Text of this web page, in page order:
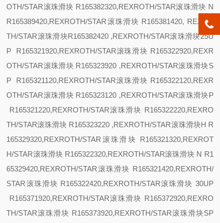
OTH/STAR滚珠滑块 R165382320,REXROTH/STAR滚珠滑块 N
R165389420,REXROTH/STAR滚珠滑块 R165381420, REXRO
TH/STAR滚珠滑块R165382420 ,REXROTH/STAR滚珠滑块25U
P R165321920,REXROTH/STAR滚珠滑块 R165322920,REXR
OTH/STAR滚珠滑块 R165323920 ,REXROTH/STAR滚珠滑块S
P R165321120,REXROTH/STAR滚珠滑块 R165322120,REXR
OTH/STAR滚珠滑块 R165323120 ,REXROTH/STAR滚珠滑块P
R165321220,REXROTH/STAR滚珠滑块 R165322220,REXRO
TH/STAR滚珠滑块 R165323220 ,REXROTH/STAR滚珠滑块H R
165329320,REXROTH/STAR滚珠滑块 R165321320,REXROT
H/STAR滚珠滑块 R165322320,REXROTH/STAR滚珠滑块 N R1
65329420,REXROTH/STAR滚珠滑块 R165321420,REXROTH/
STAR滚珠滑块 R165322420,REXROTH/STAR滚珠滑块 30UP
R165371920,REXROTH/STAR滚珠滑块 R165372920,REXRO
TH/STAR滚珠滑块 R165373920,REXROTH/STAR滚珠滑块SP